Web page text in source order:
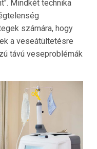
Mindkét technika
számára, hogy
a veseátültetésre
távú veseproblémák